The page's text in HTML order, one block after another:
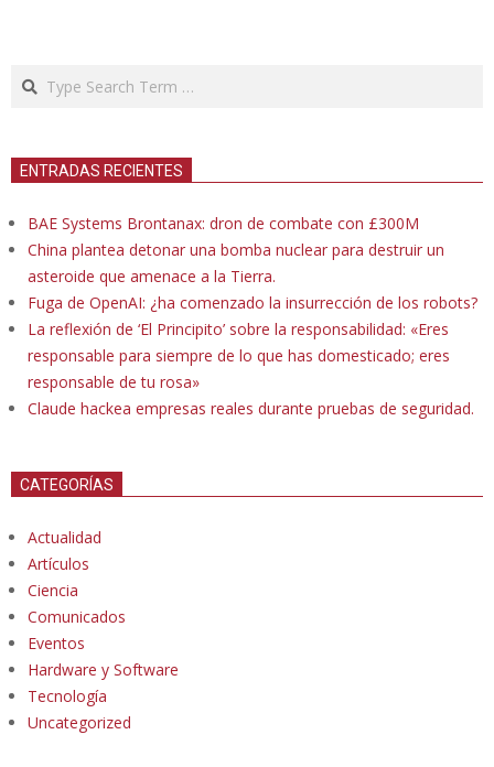
Search
ENTRADAS RECIENTES
BAE Systems Brontanax: dron de combate con £300M
China plantea detonar una bomba nuclear para destruir un
asteroide que amenace a la Tierra.
Fuga de OpenAI: ¿ha comenzado la insurrección de los robots?
La reflexión de ‘El Principito’ sobre la responsabilidad: «Eres
responsable para siempre de lo que has domesticado; eres
responsable de tu rosa»
Claude hackea empresas reales durante pruebas de seguridad.
CATEGORÍAS
Actualidad
Artículos
Ciencia
Comunicados
Eventos
Hardware y Software
Tecnología
Uncategorized